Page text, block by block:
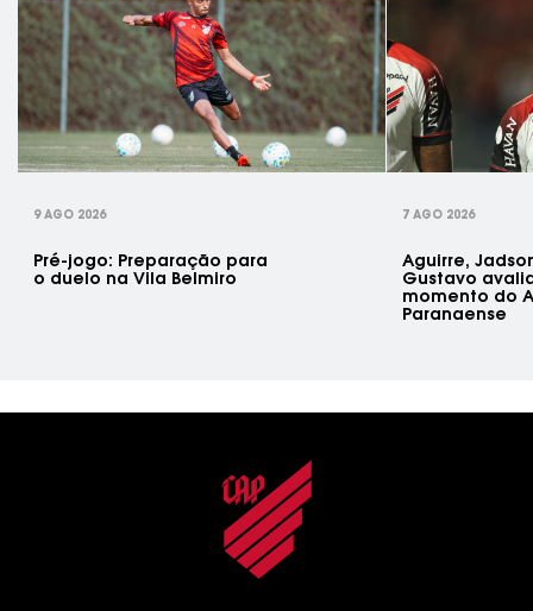
9 AGO 2026
Pré-jogo: Preparação para
o duelo na Vila Belmiro
7 AGO 2026
Aguirre,
Gustavo
momento do
Paranaense